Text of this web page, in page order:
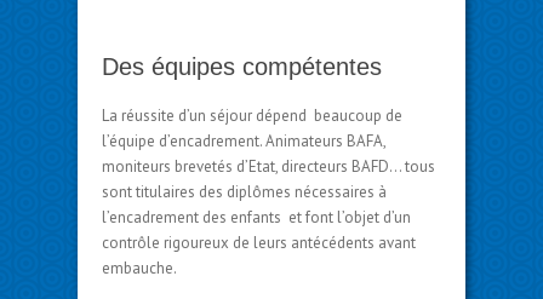
Des équipes compétentes
La réussite d’un séjour dépend beaucoup de
l’équipe d’encadrement. Animateurs BAFA,
moniteurs brevetés d’Etat, directeurs BAFD… tous
sont titulaires des diplômes nécessaires à
l’encadrement des enfants et font l’objet d’un
contrôle rigoureux de leurs antécédents avant
embauche.